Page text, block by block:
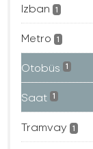
Izban 1
Metro 1
Otobüs 1
Saat 1
Tramvay 1